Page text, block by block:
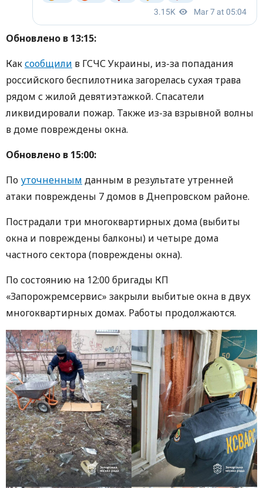
Обновлено в 13:15:
Каксообщили в ГСЧС Украины, из-за попадания
российского беспилотника загорелась сухая трава
рядом с жилой девятиэтажкой. Спасатели
ликвидировали пожар. Также из-за взрывной волны
в доме повреждены окна.
Обновлено в 15:00:
По уточненным данным в результате утренней
атаки повреждены 7 домов в Днепровском районе.
Пострадали три многоквартирных дома (выбиты
окна и повреждены балконы) и четыре дома
частного сектора (повреждены окна).
По состоянию на 12:00 бригады КП
«Запорожремсервис» закрыли выбитые окна в двух
многоквартирных домах. Работы продолжаются.